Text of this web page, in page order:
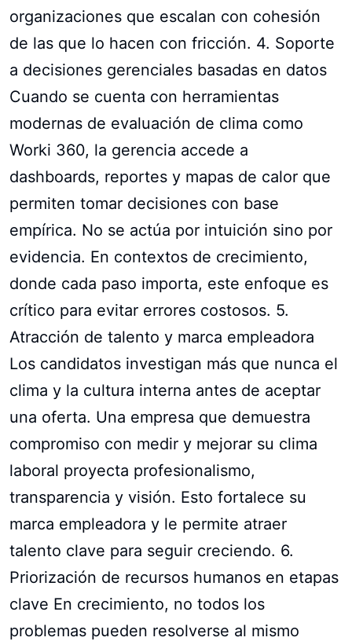
organizaciones que escalan con cohesión
de las que lo hacen con fricción. 4. Soporte
a decisiones gerenciales basadas en datos
Cuando se cuenta con herramientas
modernas de evaluación de clima como
Worki 360, la gerencia accede a
dashboards, reportes y mapas de calor que
permiten tomar decisiones con base
empírica. No se actúa por intuición sino por
evidencia. En contextos de crecimiento,
donde cada paso importa, este enfoque es
crítico para evitar errores costosos. 5.
Atracción de talento y marca empleadora
Los candidatos investigan más que nunca el
clima y la cultura interna antes de aceptar
una oferta. Una empresa que demuestra
compromiso con medir y mejorar su clima
laboral proyecta profesionalismo,
transparencia y visión. Esto fortalece su
marca empleadora y le permite atraer
talento clave para seguir creciendo. 6.
Priorización de recursos humanos en etapas
clave En crecimiento, no todos los
problemas pueden resolverse al mismo